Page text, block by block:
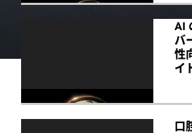
AI
バ
性
イ
口